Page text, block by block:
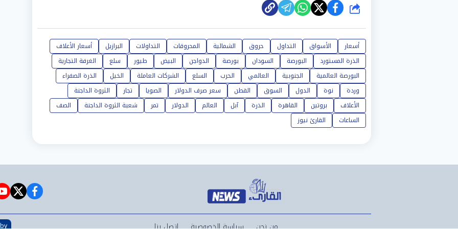
شارك
أسعار الأسواق التداول حروق الشمالية المحروقات التداولات البرازيل
أسعار الأعلاف
الذرة المستورد
البورصة السودان بورصة الدواجن البيض طيور سلع
الغرفة التجارية
البورصة العالمية
الجنوبية العالمي الحرب السلع الشركات العاملة الخيل
الذرة الصفراء
وردة
نوة الدول السوق القطن سعر صرف الدولار الصويا تجار
الثروة الداجنة
الأعلاف
بروتين القاهرة الذرة آبل العالم الدولار تمر شعبة الثروة الداجنة
الصف
الساعات
القارئ نيوز
facebook